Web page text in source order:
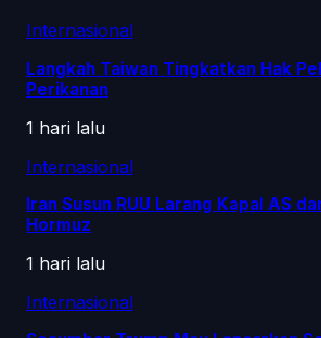
Internasional
Langkah Taiwan Tingkatkan Hak
Perikanan
1 hari lalu
Internasional
Iran Susun RUU Larang Kapal AS
Hormuz
1 hari lalu
Internasional